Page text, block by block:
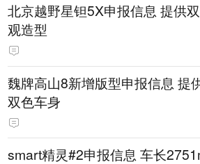
北京越野星钽5X申报信息 提供
观造型
魏牌高山8新增版型申报信息 提
双色车身
smart精灵#2申报信息 车长